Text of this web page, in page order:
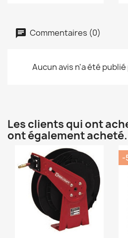
Commentaires (0)
Aucun avis n'a été
Les clients qui ont
ont également
-